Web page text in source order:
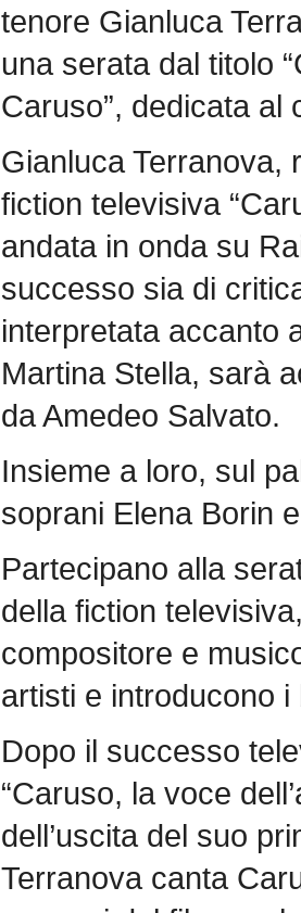
tenore Gianluca
una serata dal titolo
Caruso”, dedicata al
Gianluca Terranova,
fiction televisiva
andata in onda su
successo sia di
interpretata accanto
Martina Stella, sarà
da Amedeo Salvato.
Insieme a loro, sul
soprani Elena Borin
Partecipano alla
della fiction
compositore e
artisti e introducono i
Dopo il successo
“Caruso, la voce
dell’uscita del suo
Terranova canta